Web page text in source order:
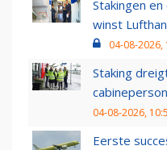
Stakingen
winst
04-08-2026,
Staking
04-08-2026,
Eerste